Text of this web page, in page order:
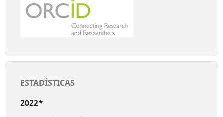
ESTADÍSTICAS
2022*